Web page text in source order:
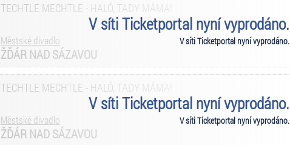
V síti Ticketportal nyní vyprodáno.
V síti Ticketportal nyní vyprodáno.
TECHTLE MECHTLE - HALÓ, TADY MÁMA!
Městské divadlo
ŽĎÁR NAD SÁZAVOU
V síti Ticketportal nyní vyprodáno.
V síti Ticketportal nyní vyprodáno.
TECHTLE MECHTLE - HALÓ, TADY MÁMA!
Městské divadlo
ŽĎÁR NAD SÁZAVOU